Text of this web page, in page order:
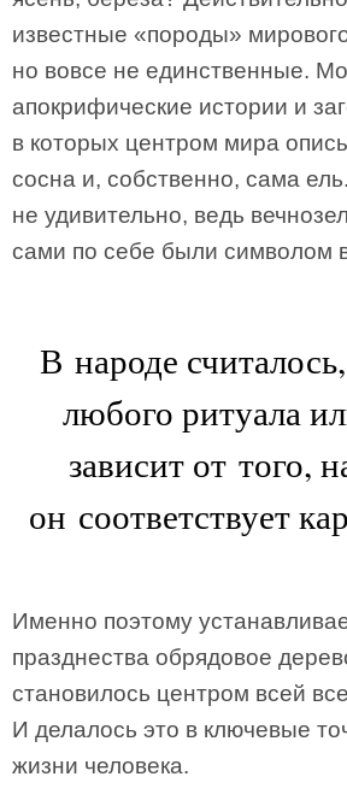
известные «породы»
но вовсе не единственные.
апокрифические истории и
в которых центром мира
сосна и, собственно, сама
не удивительно, ведь
сами по себе были символом
В народе
любого ритуала
зависит от того,
он соответствует
Именно поэтому
празднества обрядовое
становилось центром всей
И делалось это в ключевые
жизни человека.